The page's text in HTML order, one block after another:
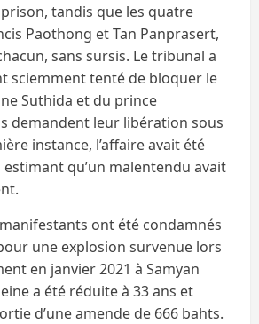
tandis que les quatre
Paothong et Tan Panprasert,
sans sursis. Le tribunal a
sciemment tenté de bloquer le
Suthida et du prince
demandent leur libération sous
instance, l’affaire avait été
estimant qu’un malentendu avait
ont été condamnés
une explosion survenue lors
en janvier 2021 à Samyan
a été réduite à 33 ans et
d’une amende de 666 bahts.